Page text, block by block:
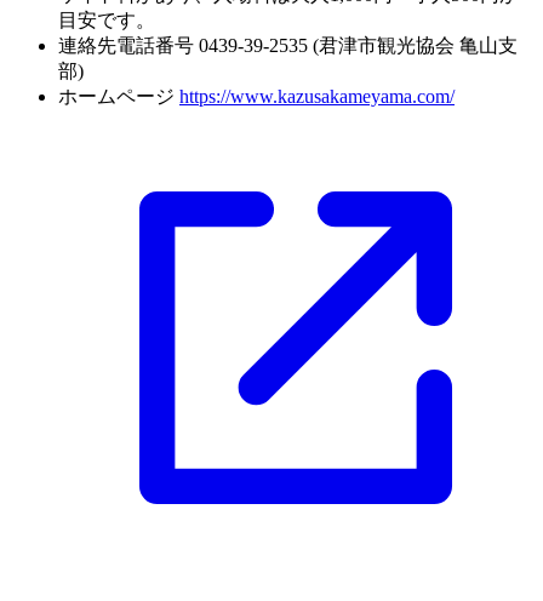
目安です。
連絡先電話番号 0439-39-2535 (君津市観光協会 亀山支
部)
ホームページ https://www.kazusakameyama.com/